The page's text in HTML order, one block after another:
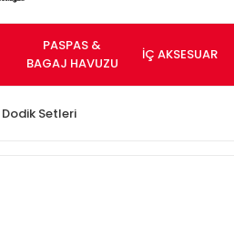
PASPAS &
BAGAJ HAVUZU
İÇ AKSESUAR
Dodik Setleri